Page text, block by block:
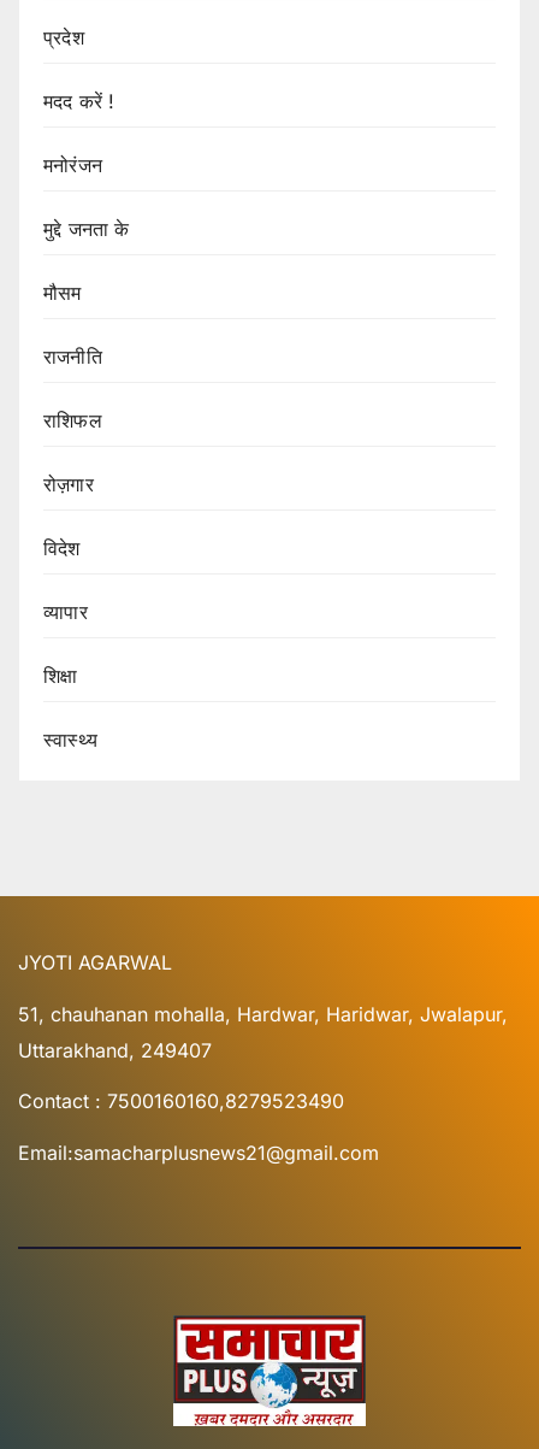
प्रदेश
मदद करें !
मनोरंजन
मुद्दे जनता के
मौसम
राजनीति
राशिफल
रोज़गार
विदेश
व्यापार
शिक्षा
स्वास्थ्य
JYOTI AGARWAL
51, chauhanan mohalla, Hardwar, Haridwar, Jwalapur,
Uttarakhand, 249407
Contact : 7500160160,8279523490
Email:samacharplusnews21@gmail.com